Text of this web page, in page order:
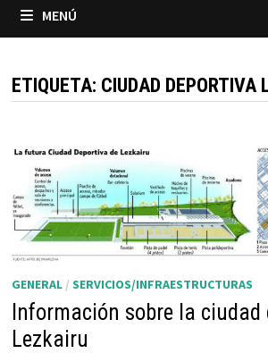
MENÚ
ETIQUETA: CIUDAD DEPORTIVA
GENERAL/ SERVICIOS/INFRAESTRUCTURAS
Información sobre la
Lezkairu